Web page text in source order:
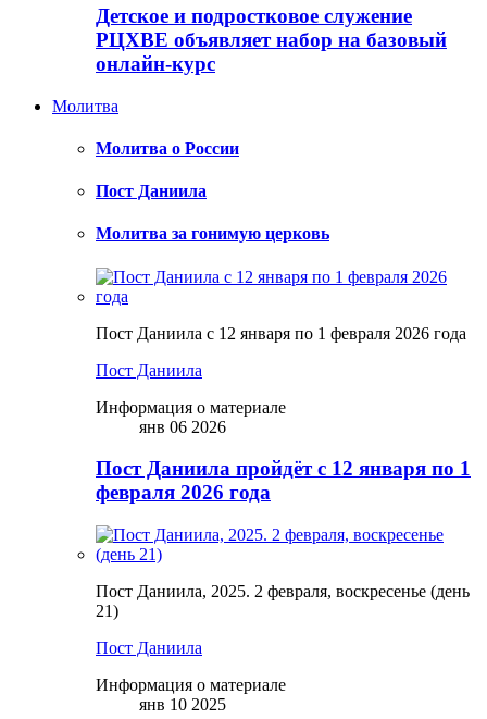
Детское и подростковое служение
РЦХВЕ объявляет набор на базовый
онлайн-курс
Молитва
Молитва о России
Пост Даниила
Молитва за гонимую церковь
Пост Даниила с 12 января по 1 февраля 2026 года
Пост Даниила
Информация о материале
янв 06 2026
Пост Даниила пройдёт с 12 января по 1
февраля 2026 года
Пост Даниила, 2025. 2 февраля, воскресенье (день
21)
Пост Даниила
Информация о материале
янв 10 2025